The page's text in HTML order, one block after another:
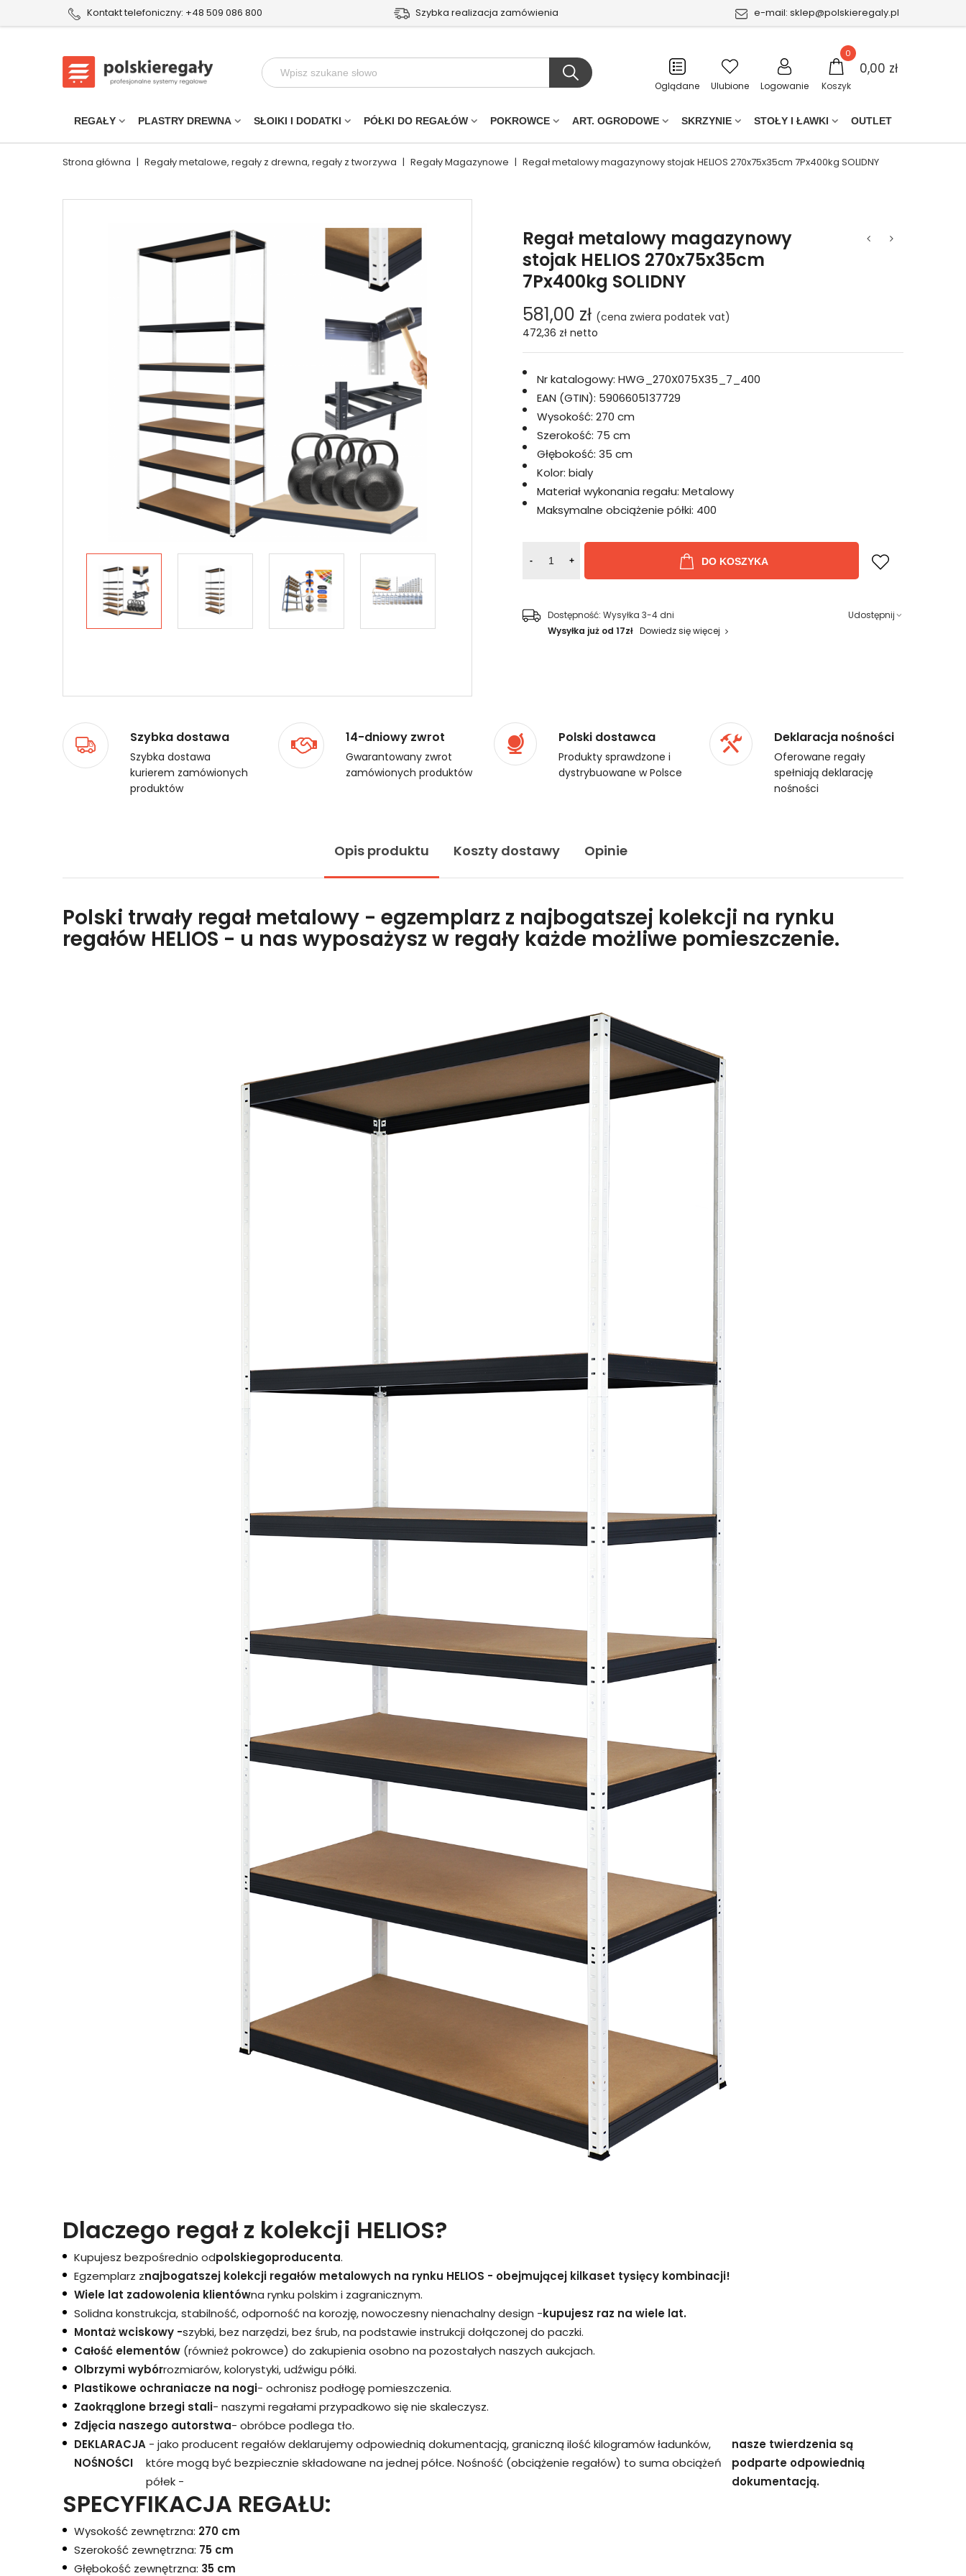
Kontakt telefoniczny: +48 509 086 800 Szybka realizacja zamówienia e-mail: sklep@polskieregaly.pl
Oglądane Ulubione Logowanie Koszyk
0
0,00 zł
REGAŁY PLASTRY DREWNA SŁOIKI I DODATKI PÓŁKI DO REGAŁÓW POKROWCE ART. OGRODOWE SKRZYNIE STOŁY I ŁAWKI OUTLET
Strona główna | Regały metalowe, regały z drewna, regały z tworzywa | Regały Magazynowe | Regał metalowy magazynowy stojak HELIOS 270x75x35cm 7Px400kg SOLIDNY
Regał metalowy magazynowy
stojak HELIOS 270x75x35cm
7Px400kg SOLIDNY
581,00 zł (cena zwiera podatek vat)
472,36 zł netto
Nr katalogowy: HWG_270X075X35_7_400
EAN (GTIN): 5906605137729
Wysokość: 270 cm
Szerokość: 75 cm
Głębokość: 35 cm
Kolor: bialy
Materiał wykonania regału: Metalowy
Maksymalne obciążenie półki: 400
- + DO KOSZYKA
Dostępność: Wysyłka 3-4 dni
Wysyłka już od 17zł Dowiedz się więcej
Udostępnij
Szybka dostawa
Szybka dostawa
kurierem zamówionych
produktów
14-dniowy zwrot
Gwarantowany zwrot
zamówionych produktów
Polski dostawca
Produkty sprawdzone i
dystrybuowane w Polsce
Deklaracja nośności
Oferowane regały
spełniają deklarację
nośności
Opis produktu Koszty dostawy Opinie
Polski trwały regał metalowy - egzemplarz z najbogatszej kolekcji na rynku
regałów HELIOS - u nas wyposażysz w regały każde możliwe pomieszczenie.
Dlaczego regał z kolekcji HELIOS?
Kupujesz bezpośrednio odpolskiegoproducenta.
Egzemplarz znajbogatszej kolekcji regałów metalowych na rynku HELIOS - obejmującej kilkaset tysięcy kombinacji!
Wiele lat zadowolenia klientówna rynku polskim i zagranicznym.
Solidna konstrukcja, stabilność, odporność na korozję, nowoczesny nienachalny design -kupujesz raz na wiele lat.
Montaż wciskowy -szybki, bez narzędzi, bez śrub, na podstawie instrukcji dołączonej do paczki.
Całość elementów (również pokrowce) do zakupienia osobno na pozostałych naszych aukcjach.
Olbrzymi wybórrozmiarów, kolorystyki, udźwigu półki.
Plastikowe ochraniacze na nogi- ochronisz podłogę pomieszczenia.
Zaokrąglone brzegi stali- naszymi regałami przypadkowo się nie skaleczysz.
Zdjęcia naszego autorstwa- obróbce podlega tło.
DEKLARACJA
NOŚNOŚCI
- jako producent regałów deklarujemy odpowiednią dokumentacją, graniczną ilość kilogramów ładunków,
które mogą być bezpiecznie składowane na jednej półce. Nośność (obciążenie regałów) to suma obciążeń
półek -
nasze twierdzenia są
podparte odpowiednią
dokumentacją.
SPECYFIKACJA REGAŁU:
Wysokość zewnętrzna: 270 cm
Szerokość zewnętrzna: 75 cm
Głębokość zewnętrzna: 35 cm